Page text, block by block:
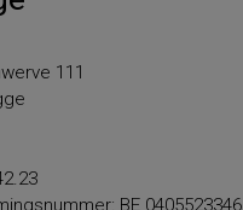
111
BE 0405523346